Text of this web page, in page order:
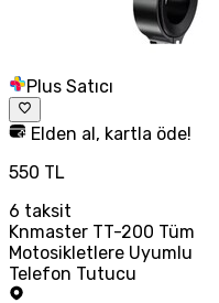
Plus Satıcı
Elden al, kartla öde!
550 TL
6 taksit
Knmaster TT-200 Tüm
Motosikletlere Uyumlu
Telefon Tutucu